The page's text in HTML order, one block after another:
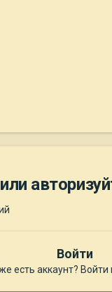
Войти
есть аккаунт? Войти